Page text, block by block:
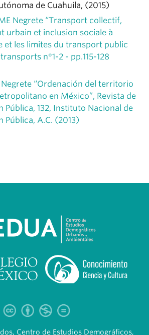
de Cuahuila, (2015)
Negrete “Transport collectif,
urbain et inclusion sociale à
et les limites du transport public
n°1-2 - pp.115-128
“Ordenación del territorio
en México”, Revista de
Pública, 132, Instituto Nacional de
A.C. (2013)
Centro de Estudios Demográficos,